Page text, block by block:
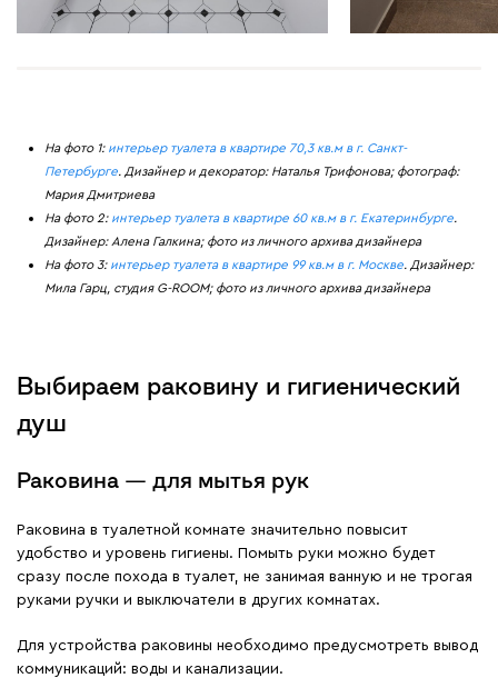
На фото 1: интерьер туалета в квартире 70,3 кв.м в г. Санкт-
Петербурге. Дизайнер и декоратор: Наталья Трифонова; фотограф:
Мария Дмитриева
На фото 2: интерьер туалета в квартире 60 кв.м в г. Екатеринбурге.
Дизайнер: Алена Галкина; фото из личного архива дизайнера
На фото 3: интерьер туалета в квартире 99 кв.м в г. Москве. Дизайнер:
Мила Гарц, студия G-ROOM; фото из личного архива дизайнера
Выбираем раковину и гигиенический
душ
Раковина — для мытья рук
Раковина в туалетной комнате значительно повысит
удобство и уровень гигиены. Помыть руки можно будет
сразу после похода в туалет, не занимая ванную и не трогая
руками ручки и выключатели в других комнатах.
Для устройства раковины необходимо предусмотреть вывод
коммуникаций: воды и канализации.